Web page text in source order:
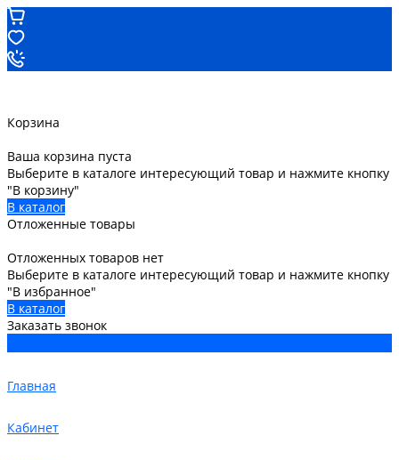
Корзина
Ваша корзина пуста
Выберите в каталоге интересующий товар и нажмите кнопку
"В корзину"
В каталог
Отложенные товары
Отложенных товаров нет
Выберите в каталоге интересующий товар и нажмите кнопку
"В избранное"
В каталог
Заказать звонок
Главная
Кабинет